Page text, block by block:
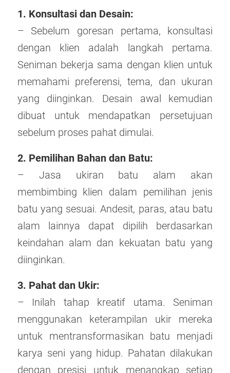
1. Konsultasi dan Desain:
– Sebelum goresan pertama, konsultasi
dengan klien adalah langkah pertama.
Seniman bekerja sama dengan klien untuk
memahami preferensi, tema, dan ukuran
yang diinginkan. Desain awal kemudian
dibuat untuk mendapatkan persetujuan
sebelum proses pahat dimulai.
2. Pemilihan Bahan dan Batu:
– Jasa ukiran batu alam akan
membimbing klien dalam pemilihan jenis
batu yang sesuai. Andesit, paras, atau batu
alam lainnya dapat dipilih berdasarkan
keindahan alam dan kekuatan batu yang
diinginkan.
3. Pahat dan Ukir:
– Inilah tahap kreatif utama. Seniman
menggunakan keterampilan ukir mereka
untuk mentransformasikan batu menjadi
karya seni yang hidup. Pahatan dilakukan
dengan presisi untuk menangkap setiap